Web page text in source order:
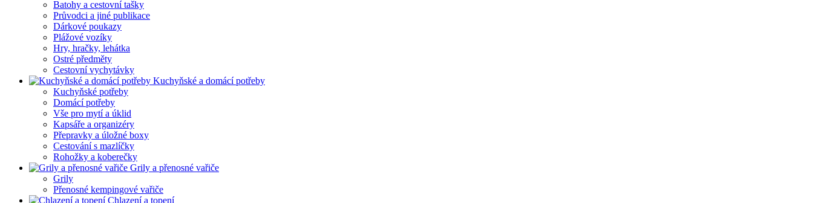
Batohy a cestovní tašky
Průvodci a jiné publikace
Dárkové poukazy
Plážové vozíky
Hry, hračky, lehátka
Ostré předměty
Cestovní vychytávky
Kuchyňské a domácí potřeby
Kuchyňské potřeby
Domácí potřeby
Vše pro mytí a úklid
Kapsáře a organizéry
Přepravky a úložné boxy
Cestování s mazlíčky
Rohožky a koberečky
Grily a přenosné vařiče
Grily
Přenosné kempingové vařiče
Chlazení a topení